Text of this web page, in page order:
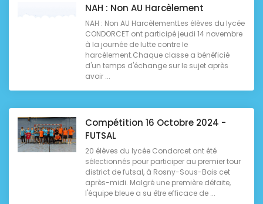
NAH : Non AU Harcèlement
NAH : Non AU HarcèlementLes élèves du lycée
CONDORCET ont participé jeudi 14 novembre
à la journée de lutte contre le
harcèlement.Chaque classe a bénéficié
d'un temps d'échange sur le sujet après
avoir ...
Compétition 16 Octobre 2024 -
FUTSAL
20 élèves du lycée Condorcet ont été
sélectionnés pour participer au premier tour
district de futsal, à Rosny-Sous-Bois cet
après-midi. Malgré une première défaite,
l'équipe bleue a su être efficace de ...